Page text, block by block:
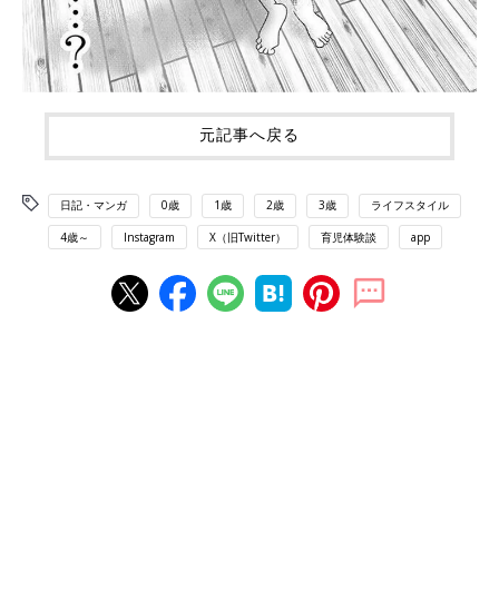
元記事へ戻る
日記・マンガ 0歳 1歳 2歳 3歳 ライフスタイル
4歳～ Instagram X（旧Twitter） 育児体験談 app